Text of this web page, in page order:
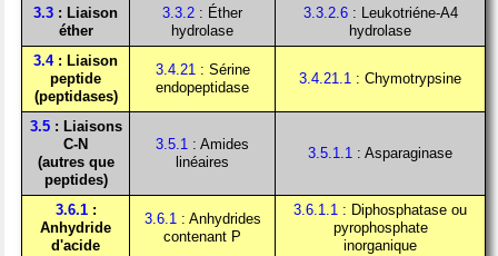
3.3 : Liaison
éther
3.3.2 : Éther
hydrolase
3.3.2.6: Leukotriéne-A4
hydrolase
3.4: Liaison
peptide
(peptidases)
3.4.21: Sérine
endopeptidase
3.4.21.1 : Chymotrypsine
3.5: Liaisons
C-N
(autres que
peptides)
3.5.1 : Amides
linéaires
3.5.1.1 : Asparaginase
3.6.1:
Anhydride
d'acide
3.6.1: Anhydrides
contenant P
3.6.1.1 : Diphosphatase ou
pyrophosphate
inorganique